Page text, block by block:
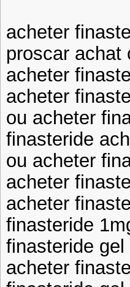
acheter
proscar achat
acheter
acheter
ou acheter
finasteride
ou acheter
acheter
acheter
finasteride
finasteride
acheter